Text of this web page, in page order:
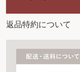
返品特約について